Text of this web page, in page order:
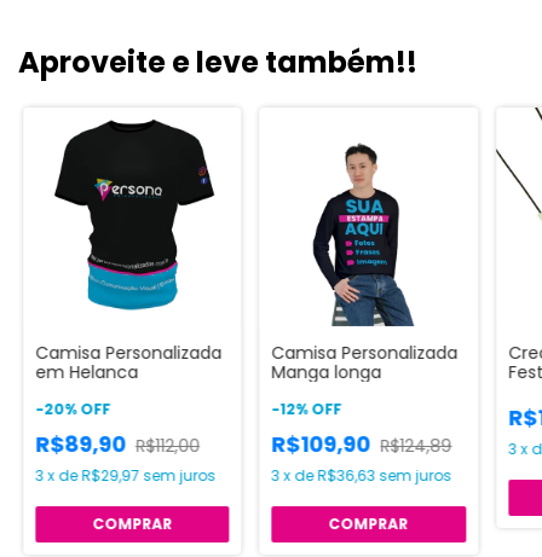
Aproveite e leve também!!
Camisa Personalizada
em Helanca
-20%OFF
R$89,90 R$112,00
3xdeR$29,97 sem juros
COMPRAR
Camisa Personalizada
Manga longa
-12%OFF
R$109,90 R$124,89
3 xdeR$36,63 sem juros
COMPRAR
-
3x